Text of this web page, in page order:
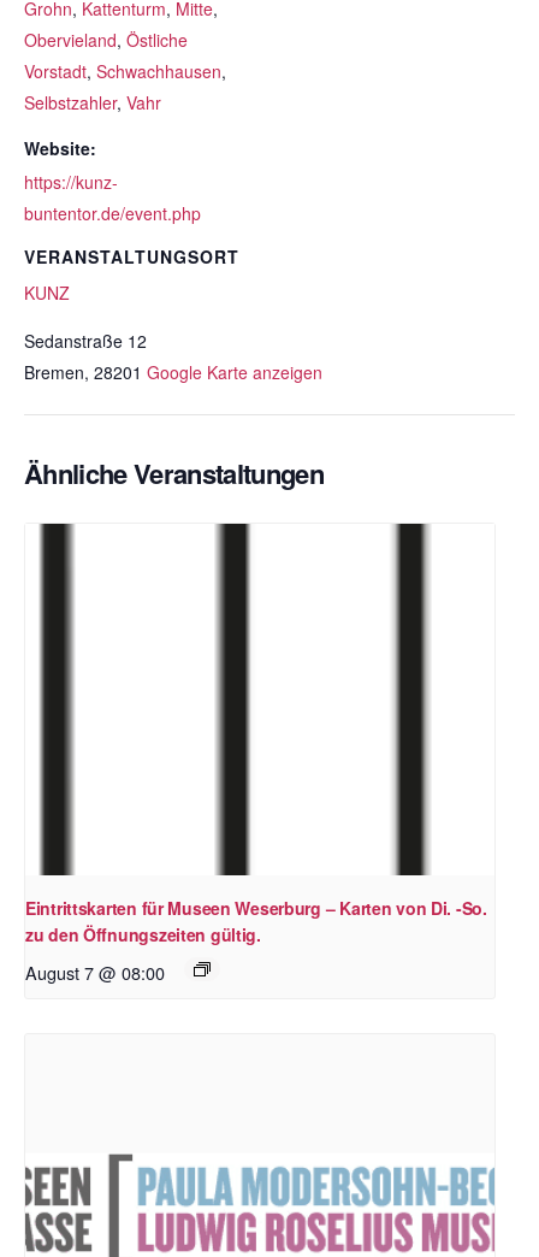
Grohn, Kattenturm, Mitte,
Obervieland, Östliche
Vorstadt, Schwachhausen,
Selbstzahler, Vahr
Website:
https://kunz-
buntentor.de/event.php
VERANSTALTUNGSORT
KUNZ
Sedanstraße 12
Bremen, 28201 Google Karte anzeigen
Ähnliche Veranstaltungen
Eintrittskarten für Museen Weserburg – Karten von Di. -So.
zu den Öffnungszeiten gültig.
August 7 @ 08:00